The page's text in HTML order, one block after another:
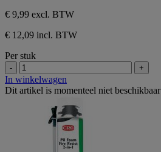
€ 9,99 excl. BTW
€ 12,09 incl. BTW
Per stuk
- +
In winkelwagen
Dit artikel is momenteel niet beschikbaar